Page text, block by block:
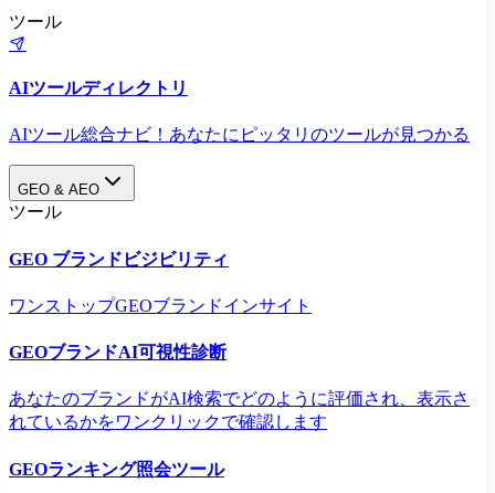
ツール
AIツールディレクトリ
AIツール総合ナビ！あなたにピッタリのツールが見つかる
GEO & AEO
ツール
GEO ブランドビジビリティ
ワンストップGEOブランドインサイト
GEOブランドAI可視性診断
あなたのブランドがAI検索でどのように評価され、表示さ
れているかをワンクリックで確認します
GEOランキング照会ツール